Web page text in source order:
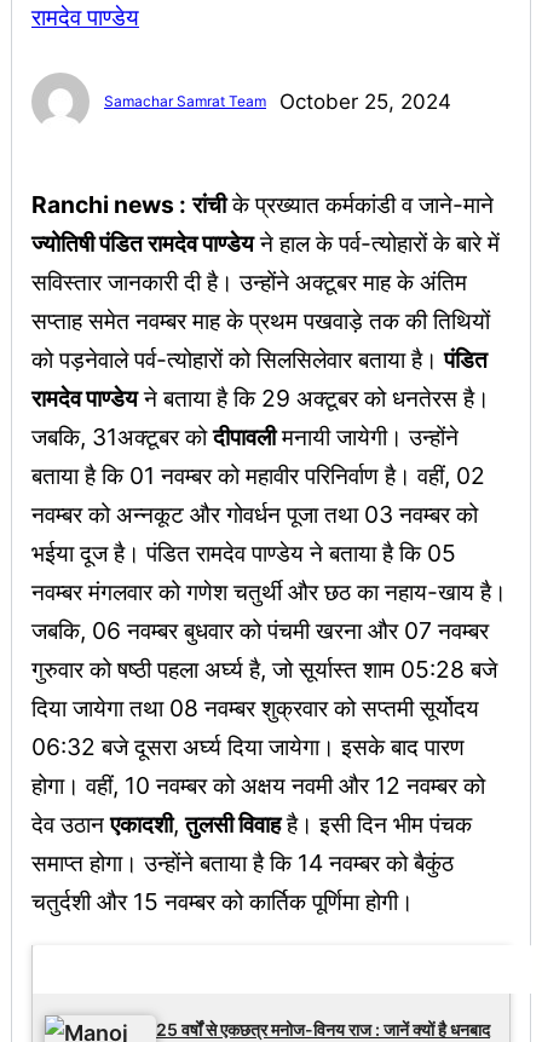
Samachar Samrat Team October 25, 2024
Ranchi news : रांचीके प्रख्यात कर्मकांडी व जाने-माने
ज्योतिषी पंडित रामदेव पाण्डेयने हाल के पर्व-त्योहारों के बारे में
सविस्तार जानकारी दी है। उन्होंने अक्टूबर माह के अंतिम
सप्ताह समेत नवम्बर माह के प्रथम पखवाड़े तक की तिथियों
को पड़नेवाले पर्व-त्योहारों को सिलसिलेवार बताया है।पंडित
रामदेव पाण्डेयने बताया है कि 29 अक्टूबर को धनतेरस है।
जबकि, 31अक्टूबर कोदीपावलीमनायी जायेगी। उन्होंने
बताया है कि 01 नवम्बर को महावीर परिनिर्वाण है। वहीं, 02
नवम्बर को अन्नकूट और गोवर्धन पूजा तथा 03 नवम्बर को
भईया दूज है। पंडित रामदेव पाण्डेय ने बताया है कि 05
नवम्बर मंगलवार को गणेश चतुर्थी और छठ का नहाय-खाय है।
जबकि, 06 नवम्बर बुधवार को पंचमी खरना और 07 नवम्बर
गुरुवार को षष्ठी पहला अर्घ्य है, जो सूर्यास्त शाम 05:28 बजे
दिया जायेगा तथा 08 नवम्बर शुक्रवार को सप्तमी सूर्योदय
06:32 बजे दूसरा अर्घ्य दिया जायेगा। इसके बाद पारण
होगा। वहीं, 10 नवम्बर को अक्षय नवमी और 12 नवम्बर को
देव उठानएकादशी,तुलसी विवाहहै। इसी दिन भीम पंचक
समाप्त होगा। उन्होंने बताया है कि 14 नवम्बर को बैकुंठ
चतुर्दशी और 15 नवम्बर को कार्तिक पूर्णिमा होगी।
25 वर्षों से एकछत्र मनोज-विनय राज : जानें क्यों है धनबाद